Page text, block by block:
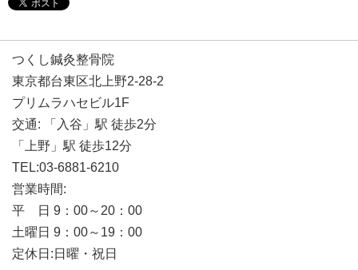
つくし鍼灸整骨院
東京都台東区北上野2-28-2
プリムラハセビル1F
交通: 「入谷」駅 徒歩2分
「上野」駅 徒歩12分
TEL:03-6881-6210
営業時間:
平 日 9：00～20：00
土曜日 9：00～19：00
定休日:日曜・祝日